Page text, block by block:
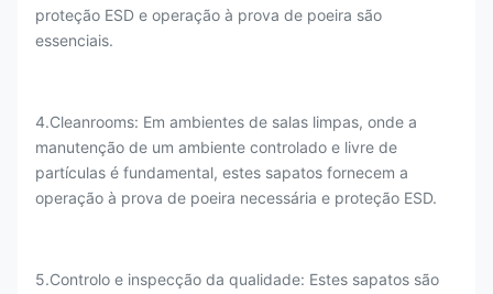
proteção ESD e operação à prova de poeira são
essenciais.
4.Cleanrooms: Em ambientes de salas limpas, onde a
manutenção de um ambiente controlado e livre de
partículas é fundamental, estes sapatos fornecem a
operação à prova de poeira necessária e proteção ESD.
5.Controlo e inspecção da qualidade: Estes sapatos são